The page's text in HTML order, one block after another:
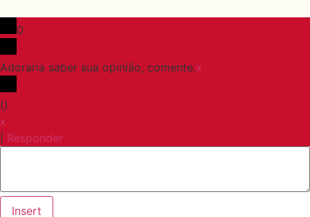
0
Adoraria saber sua opinião, comente.x
()
x
Responder
Insert